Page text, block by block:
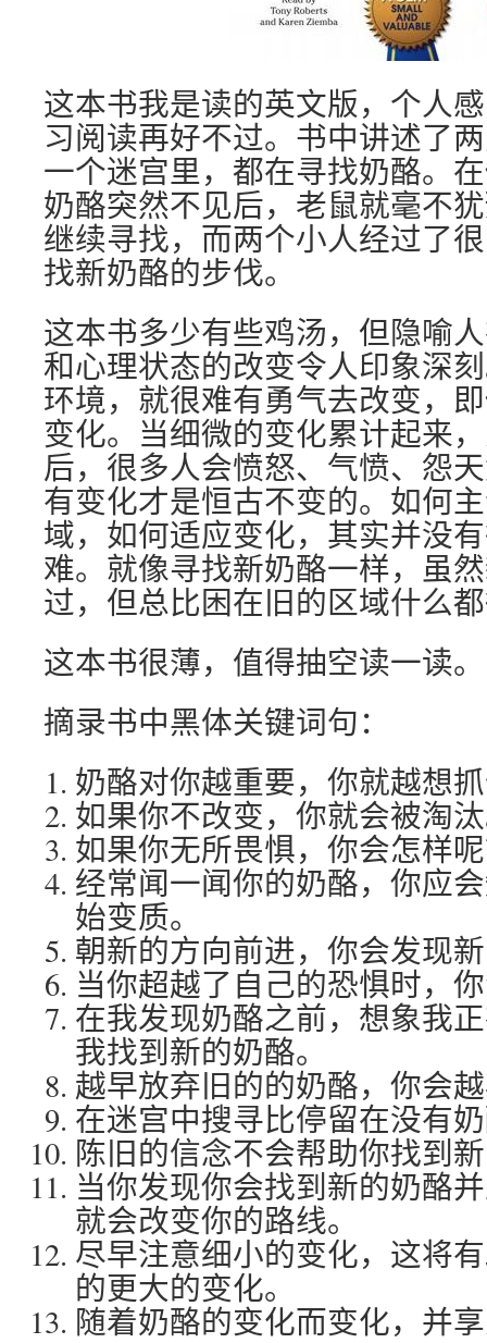
这本书我是读的英文版，个人
习阅读再好不过。书中讲述了
一个迷宫里，都在寻找奶酪。
奶酪突然不见后，老鼠就毫不
继续寻找，而两个小人经过了
找新奶酪的步伐。
这本书多少有些鸡汤，但隐喻
和心理状态的改变令人印象深
环境，就很难有勇气去改变，
变化。当细微的变化累计起来
后，很多人会愤怒、气愤、怨
有变化才是恒古不变的。如何
域，如何适应变化，其实并没
难。就像寻找新奶酪一样，虽
过，但总比困在旧的区域什么
这本书很薄，值得抽空读一读。
摘录书中黑体关键词句：
奶酪对你越重要，你就越想
如果你不改变，你就会被淘
如果你无所畏惧，你会怎样
经常闻一闻你的奶酪，你应
始变质。
朝新的方向前进，你会发现
当你超越了自己的恐惧时，
在我发现奶酪之前，想象我
我找到新的奶酪。
越早放弃旧的的奶酪，你会
在迷宫中搜寻比停留在没有
陈旧的信念不会帮助你找到
当你发现你会找到新的奶酪
就会改变你的路线。
尽早注意细小的变化，这将
的更大的变化。
随着奶酪的变化而变化，并